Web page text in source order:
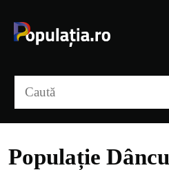
conținut
Populație